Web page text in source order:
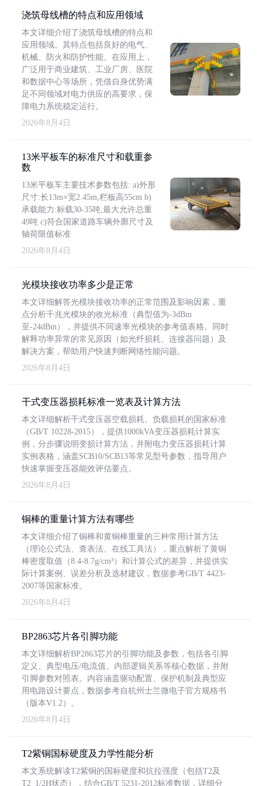
浇筑母线槽的特点和应用领域
本文详细介绍了浇筑母线槽的特点和
应用领域。其特点包括良好的电气、
机械、防火和防护性能。在应用上，
广泛用于商业建筑、工业厂房、医院
和数据中心等场所，凭借自身优势满
足不同领域对电力供应的高要求，保
障电力系统稳定运行。
2026年8月4日
13米平板车的标准尺寸和载重参
数
13米平板车主要技术参数包括: a)外形
尺寸:长13m×宽2.45m,栏板高55cm b)
承载能力:标载30-35吨,最大允许总重
49吨 c)符合国家道路车辆外廓尺寸及
轴荷限值标准
2026年8月4日
光模块接收功率多少是正常
本文详细解答光模块接收功率的正常范围及影响因素，重
点分析千兆光模块的收光标准（典型值为-3dBm
至-24dBm），并提供不同速率光模块的参考值表格。同时
解释功率异常的常见原因（如光纤损耗、连接器问题）及
解决方案，帮助用户快速判断网络性能问题。
2026年8月4日
干式变压器损耗标准一览表及计算方法
本文详细解析干式变压器空载损耗、负载损耗的国家标准
（GB/T 10228-2015），提供1000kVA变压器损耗计算实
例，分步骤说明变损计算方法，并附电力变压器损耗计算
实例表格，涵盖SCB10/SCB13等常见型号参数，指导用户
快速掌握变压器能效评估要点。
2026年8月4日
铜棒的重量计算方法有哪些
本文详细介绍了铜棒和黄铜棒重量的三种常用计算方法
（理论公式法、查表法、在线工具法），重点解析了黄铜
棒密度取值（8.4-8.7g/cm³）和计算公式的差异，并提供实
际计算案例、误差分析及选材建议，数据参考GB/T 4423-
2007等国家标准。
2026年8月4日
BP2863芯片各引脚功能
本文详细解析BP2863芯片的引脚功能及参数，包括各引脚
定义、典型电压/电流值、内部逻辑关系等核心数据，并附
引脚参数对照表。内容涵盖驱动配置、保护机制及典型应
用电路设计要点，数据参考自杭州士兰微电子官方规格书
（版本V1.2）。
2026年8月4日
T2紫铜国标硬度及力学性能分析
本文系统解读T2紫铜的国标硬度和抗拉强度（包括T2及
T2_1/2H状态），结合GB/T 5231-2012标准数据，详细分